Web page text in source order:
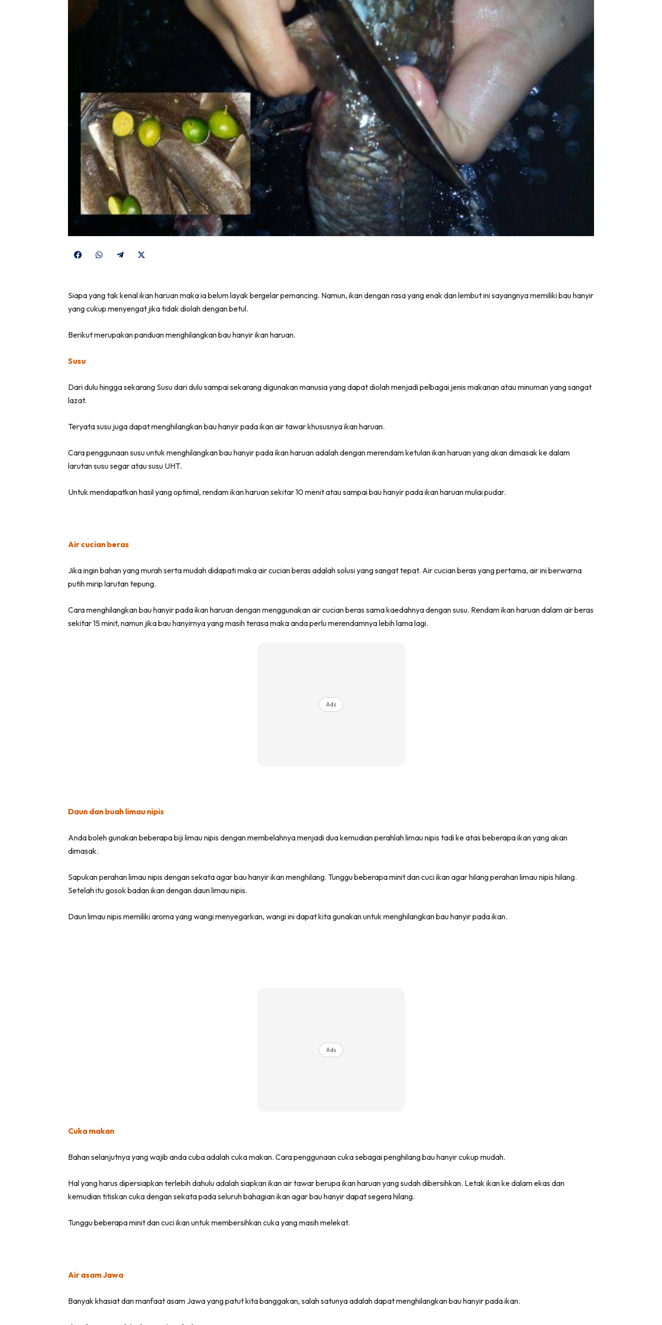
Share
Share
Share
(Twitter)
Siapa yang tak kenal ikan haruan maka ia belum layak bergelar pemancing. Namun, ikan dengan rasa yang enak dan lembut ini sayangnya memiliki bau hanyir
yang cukup menyengat jika tidak diolah dengan betul.
Berikut merupakan panduan menghilangkan bau hanyir ikan haruan.
Susu
Dari dulu hingga sekarang Susu dari dulu sampai sekarang digunakan manusia yang dapat diolah menjadi pelbagai jenis makanan atau minuman yang sangat
lazat.
Teryata susu juga dapat menghilangkan bau hanyir pada ikan air tawar khususnya ikan haruan.
Cara penggunaan susu untuk menghilangkan bau hanyir pada ikan haruan adalah dengan merendam ketulan ikan haruan yang akan dimasak ke dalam
larutan susu segar atau susu UHT.
Untuk mendapatkan hasil yang optimal, rendam ikan haruan sekitar 10 menit atau sampai bau hanyir pada ikan haruan mulai pudar.
Air cucian beras
Jika ingin bahan yang murah serta mudah didapati maka air cucian beras adalah solusi yang sangat tepat. Air cucian beras yang pertama, air ini berwarna
putih mirip larutan tepung.
Cara menghilangkan bau hanyir pada ikan haruan dengan menggunakan air cucian beras sama kaedahnya dengan susu. Rendam ikan haruan dalam air beras
sekitar 15 minit, namun jika bau hanyirnya yang masih terasa maka anda perlu merendamnya lebih lama lagi.
Ads
Daun dan buah limau nipis
Anda boleh gunakan beberapa biji limau nipis dengan membelahnya menjadi dua kemudian perahlah limau nipis tadi ke atas beberapa ikan yang akan
dimasak.
Sapukan perahan limau nipis dengan sekata agar bau hanyir ikan menghilang. Tunggu beberapa minit dan cuci ikan agar hilang perahan limau nipis hilang.
Setelah itu gosok badan ikan dengan daun limau nipis.
Daun limau nipis memiliki aroma yang wangi menyegarkan, wangi ini dapat kita gunakan untuk menghilangkan bau hanyir pada ikan.
Ads
Cuka makan
Bahan selanjutnya yang wajib anda cuba adalah cuka makan. Cara penggunaan cuka sebagai penghilang bau hanyir cukup mudah.
Hal yang harus dipersiapkan terlebih dahulu adalah siapkan ikan air tawar berupa ikan haruan yang sudah dibersihkan. Letak ikan ke dalam ekas dan
kemudian titiskan cuka dengan sekata pada seluruh bahagian ikan agar bau hanyir dapat segera hilang.
Tunggu beberapa minit dan cuci ikan untuk membersihkan cuka yang masih melekat.
Air asam Jawa
Banyak khasiat dan manfaat asam Jawa yang patut kita banggakan, salah satunya adalah dapat menghilangkan bau hanyir pada ikan.